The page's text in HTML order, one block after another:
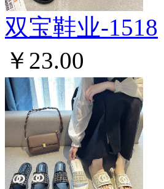
双宝鞋业-1518
￥23.00